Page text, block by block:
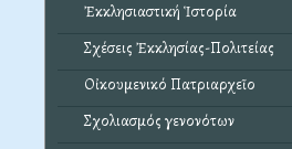
Ἐκκλησιαστική Ἱστορία
Σχέσεις Ἐκκλησίας-Πολιτείας
Οἰκουμενικό Πατριαρχεῖο
Σχολιασμός γενονότων